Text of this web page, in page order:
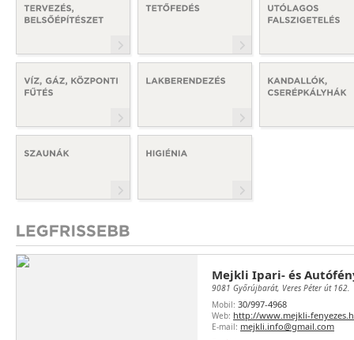
Mejkli Ipari- és
9081 Győrújbarát, Veres Péter út 162.
Mobil: 30/997-4968
Web: http://www.mejkli-
E-mail: mejkli.info@gmail.com